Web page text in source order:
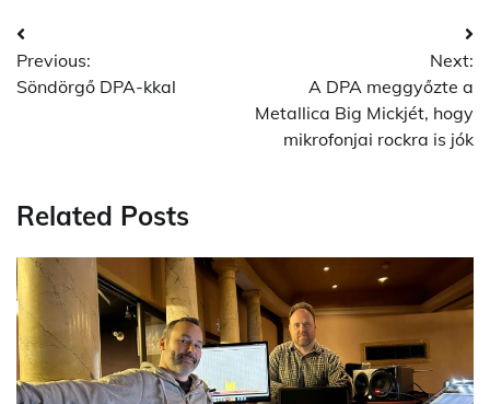
Post
navigation
Previous:
Söndörgő DPA-kkal
Next:
A DPA meggyőzte a
Metallica Big Mickjét, hogy
mikrofonjai rockra is jók
Related Posts